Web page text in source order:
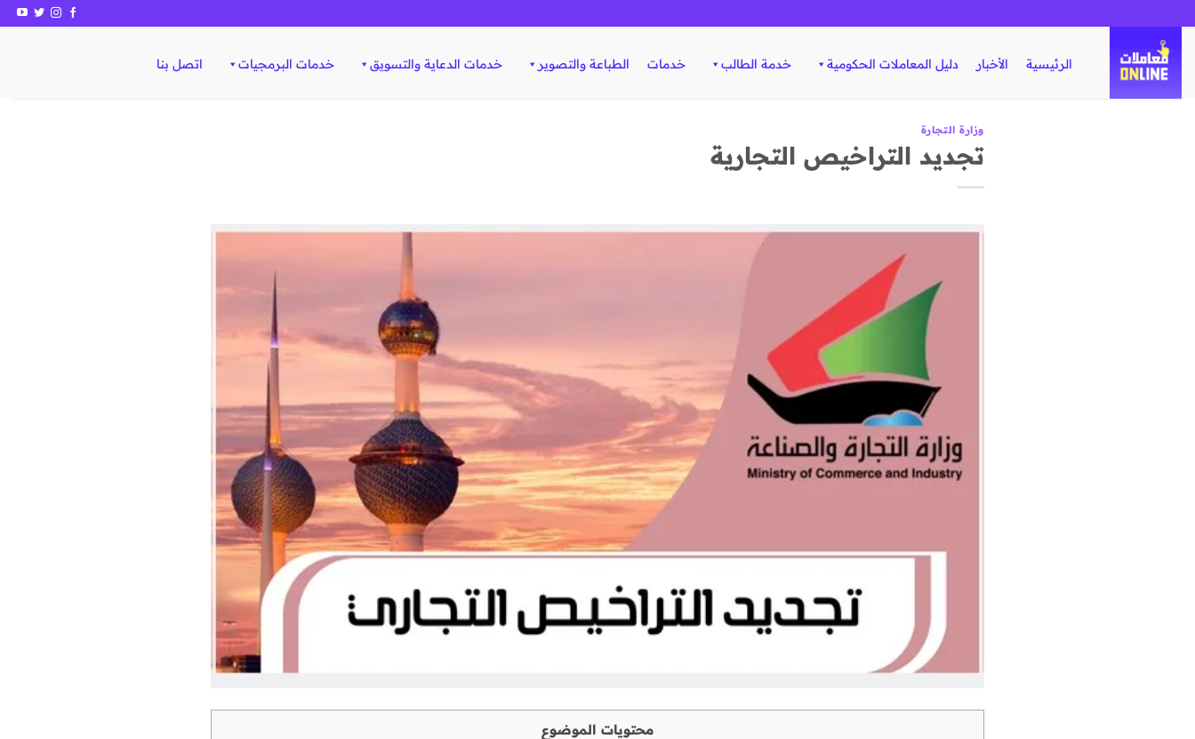
الرئيسية الأخبار دليل المعاملات الحكومية خدمة الطالب خدمات الطباعة والتصوير خدمات الدعاية والتسويق خدمات البرمجيات اتصل بنا
وزارة التجارة
تجديد التراخيص التجارية
محتويات الموضوع